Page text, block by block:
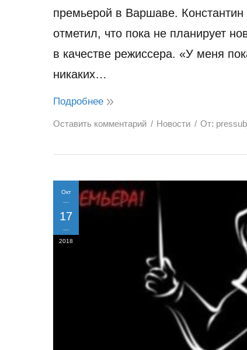
премьерой в Варшаве. Константин
отметил, что пока не планирует
в качестве режиссера. «У меня
никаких…
Подробнее
Оставить комментарий Новости От:
Окт
17
2018